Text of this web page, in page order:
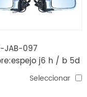
JAB-097
j6 h / b 5d
Seleccionar